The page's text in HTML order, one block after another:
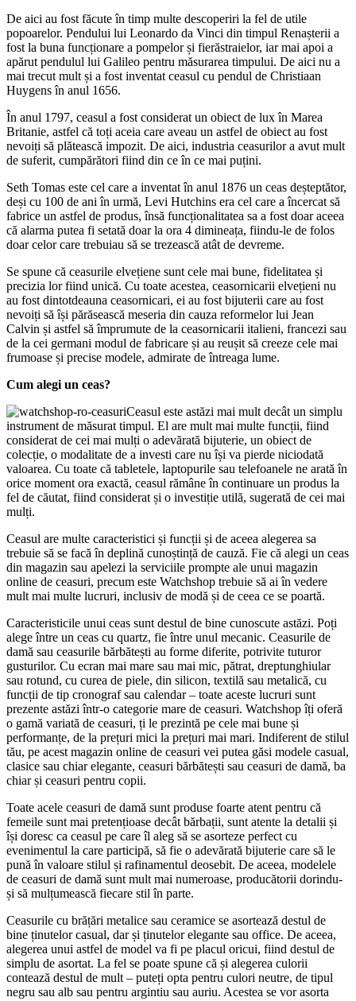
De aici au fost făcute în timp multe descoperiri la fel de utile
popoarelor. Pendului lui Leonardo da Vinci din timpul Renașterii a
fost la buna funcționare a pompelor și fierăstraielor, iar mai apoi a
apărut pendulul lui Galileo pentru măsurarea timpului. De aici nu a
mai trecut mult și a fost inventat ceasul cu pendul de Christiaan
Huygens în anul 1656.
În anul 1797, ceasul a fost considerat un obiect de lux în Marea
Britanie, astfel că toți aceia care aveau un astfel de obiect au fost
nevoiți să plătească impozit. De aici, industria ceasurilor a avut mult
de suferit, cumpărători fiind din ce în ce mai puțini.
Seth Tomas este cel care a inventat în anul 1876 un ceas deșteptător,
deși cu 100 de ani în urmă, Levi Hutchins era cel care a încercat să
fabrice un astfel de produs, însă funcționalitatea sa a fost doar aceea
că alarma putea fi setată doar la ora 4 dimineața, fiindu-le de folos
doar celor care trebuiau să se trezească atât de devreme.
Se spune că ceasurile elvețiene sunt cele mai bune, fidelitatea și
precizia lor fiind unică. Cu toate acestea, ceasornicarii elvețieni nu
au fost dintotdeauna ceasornicari, ei au fost bijuterii care au fost
nevoiți să își părăsească meseria din cauza reformelor lui Jean
Calvin și astfel să împrumute de la ceasornicarii italieni, francezi sau
de la cei germani modul de fabricare și au reușit să creeze cele mai
frumoase și precise modele, admirate de întreaga lume.
Cum alegi un ceas?
Ceasul este astăzi mai mult decât un simplu
instrument de măsurat timpul. El are mult mai multe funcții, fiind
considerat de cei mai mulți o adevărată bijuterie, un obiect de
colecție, o modalitate de a investi care nu își va pierde niciodată
valoarea. Cu toate că tabletele, laptopurile sau telefoanele ne arată în
orice moment ora exactă, ceasul rămâne în continuare un produs la
fel de căutat, fiind considerat și o investiție utilă, sugerată de cei mai
mulți.
Ceasul are multe caracteristici și funcții și de aceea alegerea sa
trebuie să se facă în deplină cunoștință de cauză. Fie că alegi un ceas
din magazin sau apelezi la serviciile prompte ale unui magazin
online de ceasuri, precum este Watchshop trebuie să ai în vedere
mult mai multe lucruri, inclusiv de modă și de ceea ce se poartă.
Caracteristicile unui ceas sunt destul de bine cunoscute astăzi. Poți
alege între un ceas cu quartz, fie între unul mecanic. Ceasurile de
damă sau ceasurile bărbătești au forme diferite, potrivite tuturor
gusturilor. Cu ecran mai mare sau mai mic, pătrat, dreptunghiular
sau rotund, cu curea de piele, din silicon, textilă sau metalică, cu
funcții de tip cronograf sau calendar – toate aceste lucruri sunt
prezente astăzi într-o categorie mare de ceasuri. Watchshop îți oferă
o gamă variată de ceasuri, ți le prezintă pe cele mai bune și
performanțe, de la prețuri mici la prețuri mai mari. Indiferent de stilul
tău, pe acest magazin online de ceasuri vei putea găsi modele casual,
clasice sau chiar elegante, ceasuri bărbătești sau ceasuri de damă, ba
chiar și ceasuri pentru copii.
Toate acele ceasuri de damă sunt produse foarte atent pentru că
femeile sunt mai pretențioase decât bărbații, sunt atente la detalii și
își doresc ca ceasul pe care îl aleg să se asorteze perfect cu
evenimentul la care participă, să fie o adevărată bijuterie care să le
pună în valoare stilul și rafinamentul deosebit. De aceea, modelele
de ceasuri de damă sunt mult mai numeroase, producătorii dorindu-
și să mulțumească fiecare stil în parte.
Ceasurile cu brățări metalice sau ceramice se asortează destul de
bine ținutelor casual, dar și ținutelor elegante sau office. De aceea,
alegerea unui astfel de model va fi pe placul oricui, fiind destul de
simplu de asortat. La fel se poate spune că și alegerea culorii
contează destul de mult – puteți opta pentru culori neutre, de tipul
negru sau alb sau pentru argintiu sau auriu. Acestea se vor asorta